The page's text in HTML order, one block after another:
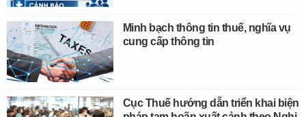
Minh bạch thông tin thuế, nghĩa vụ
cung cấp thông tin
Cục Thuế hướng dẫn triển khai biện